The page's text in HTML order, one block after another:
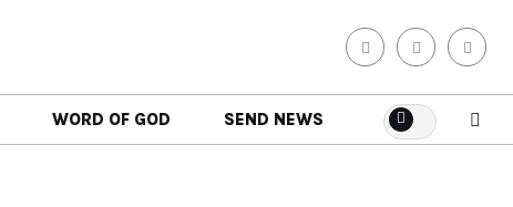
WORD OF GOD SEND NEWS